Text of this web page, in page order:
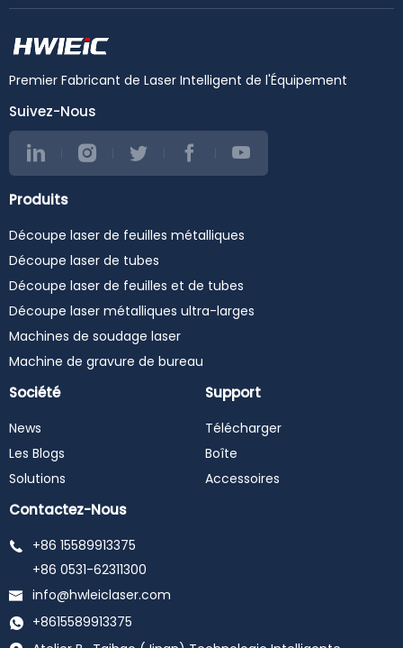
Premier Fabricant de Laser Intelligent de l'Équipement
Suivez-Nous
Produits
Découpe laser de feuilles métalliques
Découpe laser de tubes
Découpe laser de feuilles et de tubes
Découpe laser métalliques ultra-larges
Machines de soudage laser
Machine de gravure de bureau
Société
News
Les Blogs
Solutions
Support
Télécharger
Boîte
Accessoires
Contactez-Nous
+86 15589913375
+86 0531-62311300
info@hwleiclaser.com
+8615589913375